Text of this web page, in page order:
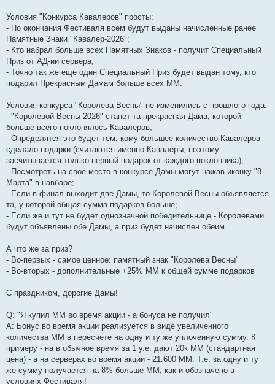
Условия "Конкурса Кавалеров" просты:
- По окончания Фестиваля всем будут выданы начисленные ранее
Памятные Знаки "Кавалер-2026";
- Кто набрал больше всех Памятных Знаков - получит Специальный
Приз от АД-ии сервера;
- Точно так же еще один Специальный Приз будет выдан тому, кто
подарил Прекрасным Дамам больше всех ММ.
Условия конкурса "Королева Весны" не изменились с прошлого года:
- "Королевой Весны-2026" станет та прекрасная Дама, которой
больше всего поклонялось Кавалеров;
- Определятся это будет тем, кому большее количество Кавалеров
сделало подарки (считаются именно Кавалеры, поэтому
засчитывается только первый подарок от каждого поклонника);
- Посмотреть на своё место в конкурсе Дамы могут нажав иконку "8
Марта" в навбаре;
- Если в финал выходит две Дамы, то Королевой Весны объявляется
та, у которой общая сумма подарков больше;
- Если же и тут не будет однозначной победительнице - Королевами
будут объявлены обе Дамы, а приз будет начислен обеим.
А что же за приз?
- Во-первых - самое ценное: памятный знак "Королева Весны"
- Во-вторых - дополнительные +25% ММ к общей сумме подарков
С праздником, дорогие Дамы!
Q: "Я купил ММ во время акции - а бонуса не получил"
A: Бонус во время акции реализуется в виде увеличенного
количества ММ в пересчете на одну и ту же уплоченную сумму. К
примеру - на в обычное время за 1 у.е. дают 20к ММ (стандартная
цена) - а на серверах во время акции - 21.600 ММ. Т.е. за одну и ту
же сумму получается на 8% больше ММ, как и обозначено в
условиях Фестиваля!